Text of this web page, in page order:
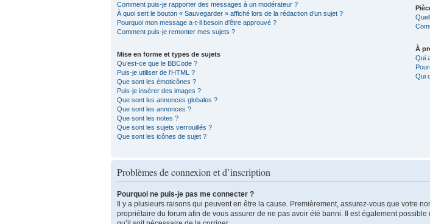
Comment puis-je rapporter des messages à un modérateur ?
À quoi sert le bouton « Sauvegarder » affiché lors de la rédaction d’un sujet ?
Pourquoi mon message a-t-il besoin d’être approuvé ?
Comment puis-je remonter mes sujets ?
Mise en forme et types de sujets
Qu’est-ce que le BBCode ?
Puis-je utiliser de l’HTML ?
Que sont les émoticônes ?
Puis-je insérer des images ?
Que sont les annonces globales ?
Que sont les annonces ?
Que sont les notes ?
Que sont les sujets verrouillés ?
Que sont les icônes de sujet ?
À
Qui
Qui
Problèmes de connexion et d’inscription
Pourquoi ne puis-je pas me connecter ?
Il y a plusieurs raisons qui peuvent en être la cause. Premièrement, assurez-vous que votre
propriétaire du forum afin de vous assurer de ne pas avoir été banni. Il est également